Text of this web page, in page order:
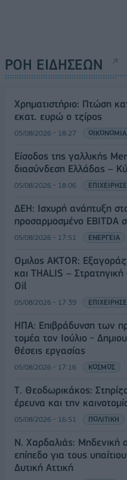
ΡΟΗ ΕΙΔΗΣΕΩΝ
Χρηματιστήριο: Πτώση
εκατ. ευρώ ο τζίρος
05/08/2026 - 18:27 ΟΙΚΟΝΟΜΙΑ
Είσοδος της γαλλικής
διασύνδεση Ελλάδας –
05/08/2026 - 18:06
ΔΕΗ: Ισχυρή ανάπτυξη
προσαρμοσμένο EBITDA
05/08/2026 - 17:51 ΕΝΕΡΓΕΙΑ
Όμιλος AKTOR:
και THALIS –
Oil
05/08/2026 - 17:39
ΗΠΑ: Επιβράδυνση των
τομέα τον Ιούλιο -
θέσεις εργασίας
05/08/2026 - 17:16 ΚΟΣΜΟΣ
Τ. Θεοδωρικάκος:
έρευνα και την
05/08/2026 - 16:51 ΠΟΛΙΤΙΚΗ
Ν. Χαρδαλιάς: Μηδενική
επίπεδο για τους
Δυτική Αττική